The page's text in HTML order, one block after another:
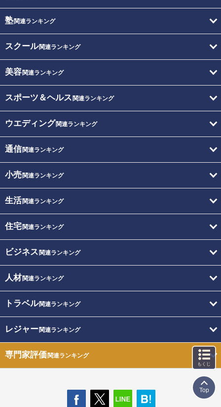
塾関連ランキング
スクール関連ランキング
美容関連ランキング
スポーツ＆ヘルス 関連ランキング
ウエディング関連ランキング
通信関連ランキング
小売関連ランキング
生活関連ランキング
住宅関連ランキング
ビジネス 関連ランキング
人材関連ランキング
トラベル関連ランキング
レジャー関連ランキング
専門家評価関連ランキング
もくじ
Top